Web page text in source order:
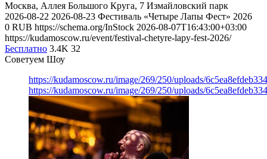
Москва, Аллея Большого Круга, 7 Измайловский парк
2026-08-22 2026-08-23 Фестиваль «Четыре Лапы Фест» 2026
0 RUB https://schema.org/InStock 2026-08-07T16:43:00+03:00
https://kudamoscow.ru/event/festival-chetyre-lapy-fest-2026/
Бесплатно 3.4K 32
Советуем Шоу
https://kudamoscow.ru/image/269/250/uploads/
https://kudamoscow.ru/image/269/250/uploads/